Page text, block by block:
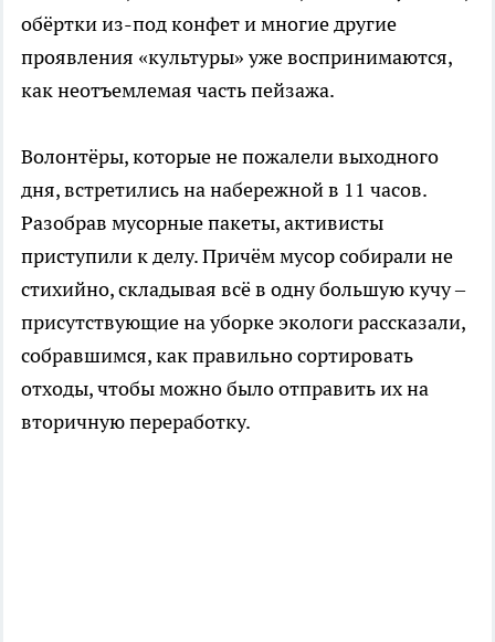
обёртки из-под конфет и многие другие
проявления «культуры» уже воспринимаются,
как неотъемлемая часть пейзажа.
Волонтёры, которые не пожалели выходного
дня, встретились на набережной в 11 часов.
Разобрав мусорные пакеты, активисты
приступили к делу. Причём мусор собирали не
стихийно, складывая всё в одну большую кучу –
присутствующие на уборке экологи рассказали,
собравшимся, как правильно сортировать
отходы, чтобы можно было отправить их на
вторичную переработку.